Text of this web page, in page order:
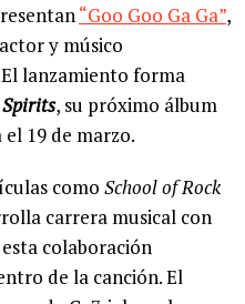
“Goo Goo Ga Ga”,
y músico
El lanzamiento forma
, su próximo álbum
19 de marzo.
como School of Rock
carrera musical con
esta colaboración
de la canción. El